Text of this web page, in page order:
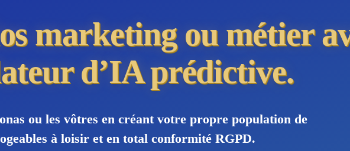
marketing ou métier
d’IA prédictive.
ou les vôtres en créant votre propre population de
à loisir et en total conformité RGPD.